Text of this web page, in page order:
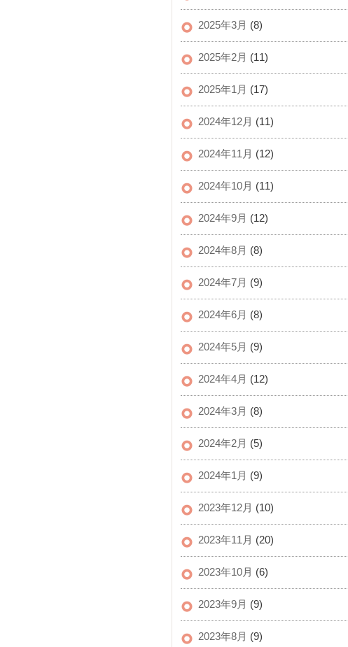
2025年3月 (8)
2025年2月 (11)
2025年1月 (17)
2024年12月 (11)
2024年11月 (12)
2024年10月 (11)
2024年9月 (12)
2024年8月 (8)
2024年7月 (9)
2024年6月 (8)
2024年5月 (9)
2024年4月 (12)
2024年3月 (8)
2024年2月 (5)
2024年1月 (9)
2023年12月 (10)
2023年11月 (20)
2023年10月 (6)
2023年9月 (9)
2023年8月 (9)